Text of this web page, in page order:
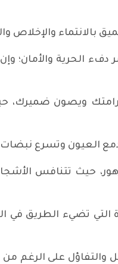
بالانتماء والإخلاص
الحرية والأمان؛
ويصون ضميرك، حيث
العيون وتسرع
حيث تتنافس
التي تضيء الطريق في
والتفاؤل على الرغم